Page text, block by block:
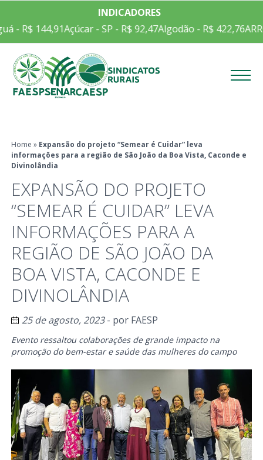
INDICADORES
R$ 144,91Açúcar - SP - R$ 92,47Algodão - R$ 422,76
Home » Expansão do projeto “Semear é Cuidar” leva
informações para a região de São João da Boa Vista, Caconde e
Divinolândia
EXPANSÃO DO PROJETO
“SEMEAR É CUIDAR” LEVA
INFORMAÇÕES PARA A
REGIÃO DE SÃO JOÃO DA
BOA VISTA, CACONDE E
DIVINOLÂNDIA
25 de agosto, 2023- por FAESP
Evento ressaltou colaborações de grande impacto na
promoção do bem-estar e saúde das mulheres do campo